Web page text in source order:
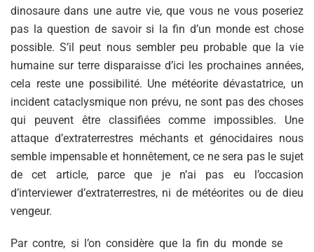
dinosaure dans une autre vie, que vous ne vous poseriez
pas la question de savoir si la fin d’un monde est chose
possible. S’il peut nous sembler peu probable que la vie
humaine sur terre disparaisse d’ici les prochaines années,
cela reste une possibilité. Une météorite dévastatrice, un
incident cataclysmique non prévu, ne sont pas des choses
qui peuvent être classifiées comme impossibles. Une
attaque d’extraterrestres méchants et génocidaires nous
semble impensable et honnêtement, ce ne sera pas le sujet
de cet article, parce que je n’ai pas eu l’occasion
d’interviewer d’extraterrestres, ni de météorites ou de dieu
vengeur.
Par contre, si l’on considère que la fin du monde se